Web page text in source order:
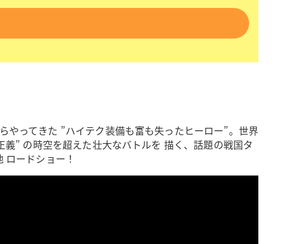
やってきた ”ハイテク装備も富も失ったヒーロー”。世界
” の時空を超えた壮大なバトルを 描く、話題の戦国タ
ードショー！